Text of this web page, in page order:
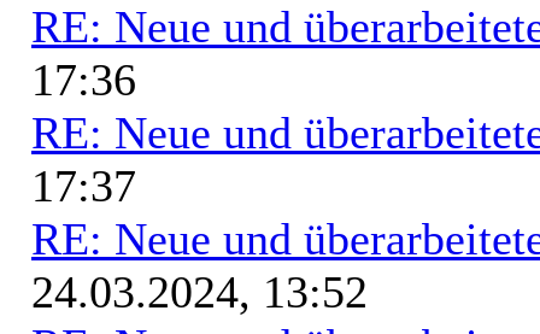
RE: Neue und
17:36
RE: Neue und
17:37
RE: Neue und
24.03.2024, 13:52